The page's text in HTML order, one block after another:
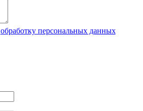
обработку персональных данных